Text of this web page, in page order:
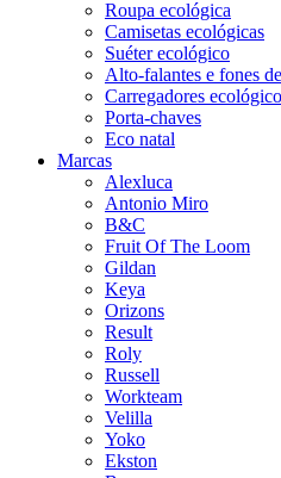
Roupa ecológica
Camisetas ecológicas
Suéter ecológico
Alto-falantes e fones
Carregadores
Porta-chaves
Eco natal
Marcas
Alexluca
Antonio Miro
B&C
Fruit Of The Loom
Gildan
Keya
Orizons
Result
Roly
Russell
Workteam
Velilla
Yoko
Ekston